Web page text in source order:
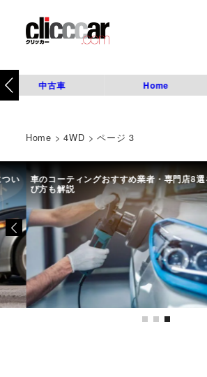
中古車 Home
Home >4WD >ページ 3
い 車のコーティングおすすめ業者・専門店8
び方も解説